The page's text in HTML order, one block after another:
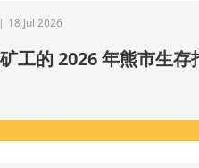
| 18 Jul 2026
工的 2026 年熊市生存